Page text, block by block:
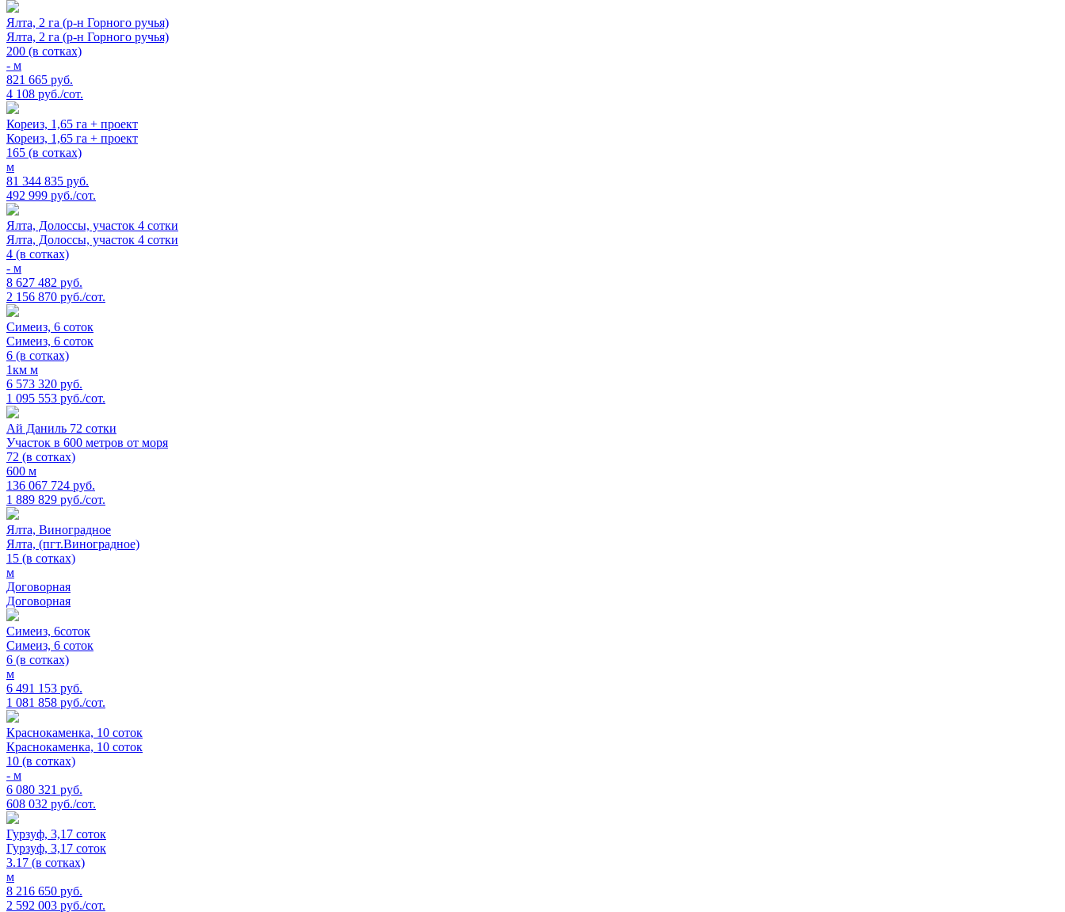
Ялта, 2 га (р-н Горного ручья)
Ялта, 2 га (р-н Горного ручья)
200 (в сотках)
- м
821 665 руб.
4 108 руб./сот.
Кореиз, 1,65 га + проект
Кореиз, 1,65 га + проект
165 (в сотках)
м
81 344 835 руб.
492 999 руб./сот.
Ялта, Долоссы, участок 4 сотки
Ялта, Долоссы, участок 4 сотки
4 (в сотках)
- м
8 627 482 руб.
2 156 870 руб./сот.
Симеиз, 6 соток
Симеиз, 6 соток
6 (в сотках)
1км м
6 573 320 руб.
1 095 553 руб./сот.
Ай Даниль 72 сотки
Участок в 600 метров от моря
72 (в сотках)
600 м
136 067 724 руб.
1 889 829 руб./сот.
Ялта, Виноградное
Ялта, (пгт.Виноградное)
15 (в сотках)
м
Договорная
Договорная
Симеиз, 6соток
Симеиз, 6 соток
6 (в сотках)
м
6 491 153 руб.
1 081 858 руб./сот.
Краснокаменка, 10 соток
Краснокаменка, 10 соток
10 (в сотках)
- м
6 080 321 руб.
608 032 руб./сот.
Гурзуф, 3,17 соток
Гурзуф, 3,17 соток
3.17 (в сотках)
м
8 216 650 руб.
2 592 003 руб./сот.